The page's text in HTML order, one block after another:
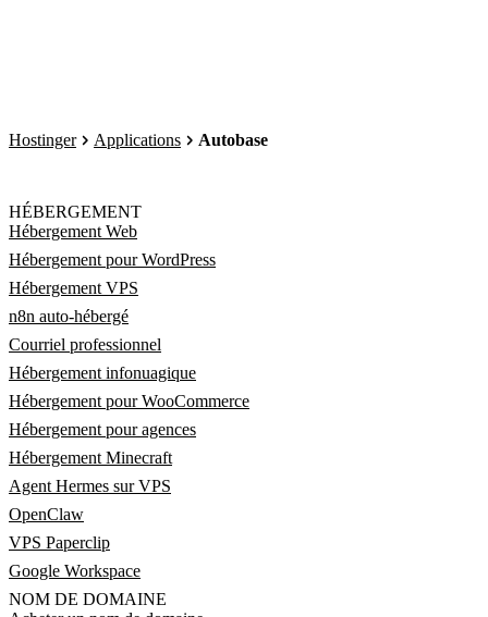
Hostinger Applications Autobase
HÉBERGEMENT
Hébergement Web
Hébergement pour WordPress
Hébergement VPS
n8n auto-hébergé
Courriel professionnel
Hébergement infonuagique
Hébergement pour WooCommerce
Hébergement pour agences
Hébergement Minecraft
Agent Hermes sur VPS
OpenClaw
VPS Paperclip
Google Workspace
NOM DE DOMAINE